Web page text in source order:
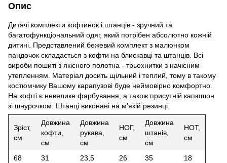
Опис
Дитячі комплекти кофтинок і штанців - зручний та
багатофункціональний одяг, який потрібен абсолютно кожній
дитині. Представлений бежевий комплект з малюнком
пандочок складається з кофти на блискавці та штанців. Всі
вироби пошиті з якісного полотна - трьохнитки з начісним
утепленням. Матеріал досить щільний і теплий, тому в такому
костюмчику Вашому карапузові буде неймовірно комфортно.
На кофті є невелике фарбування, а також присутній капюшон
зі шнурочком. Штанці виконані на м'якій резинці.
Зріст,
см
Довжина
кофти,
см
Довжина
рукава,
см
НОГ,
см
Довжина
штанів,
см
НОТ,
см
68 31 23,5 26 35
18